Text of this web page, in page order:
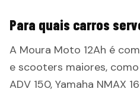
Para quais carros
A Moura Moto 12Ah é
e scooters maiores, como
ADV 150, Yamaha NMAX